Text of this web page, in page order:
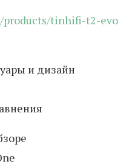
products/tinhifi-t2-evo
и дизайн